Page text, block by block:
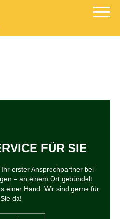
FÜR SIE
erster Ansprechpartner bei
– an einem Ort gebündelt
einer Hand. Wir sind gerne für
Sie da!